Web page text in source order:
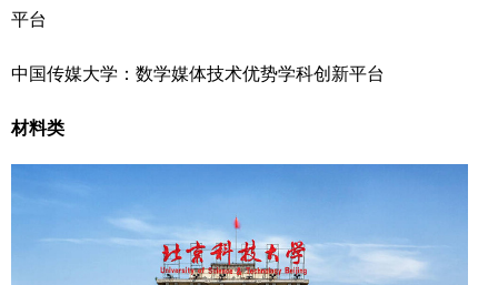
平台
中国传媒大学：数学媒体技术优势学科创新平台
材料类